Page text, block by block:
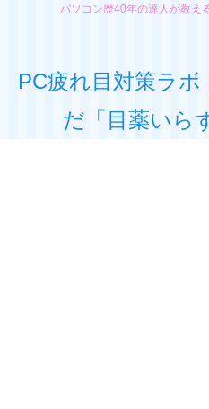
パソコン歴40年の達人が教え
PC疲れ目対策ラボ
だ「目薬いら